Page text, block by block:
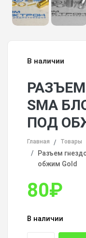
В наличии
SMA
ПОД
Главная Товары
Разъем
обжим Gold
80₽
В наличии